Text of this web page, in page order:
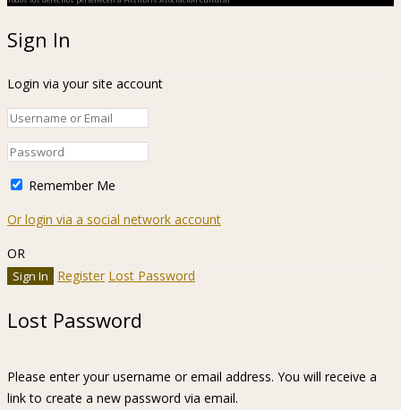
Sign In
Login via your site account
Remember Me
Or login via a social network account
OR
Register Lost Password
Lost Password
Please enter your username or email address. You will receive a
link to create a new password via email.